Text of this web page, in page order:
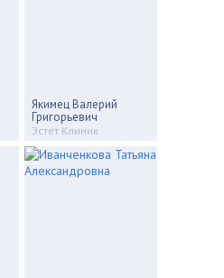
Якимец Валерий
Григорьевич
Эстет Клиник